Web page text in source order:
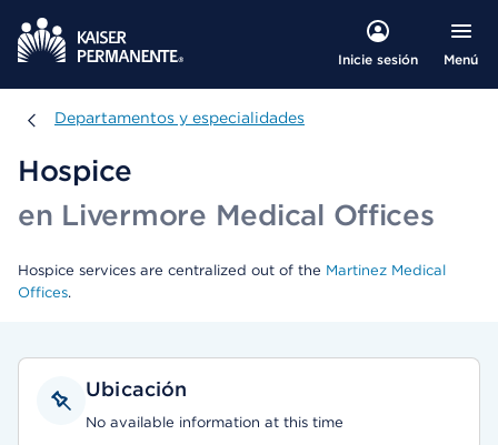
Inicie sesión Menú
Departamentos y especialidades
Departamentos y especialidades
Hospice
en Livermore Medical Offices
Hospice services are centralized out of the Martinez Medical
Offices.
Ubicación
No available information at this time